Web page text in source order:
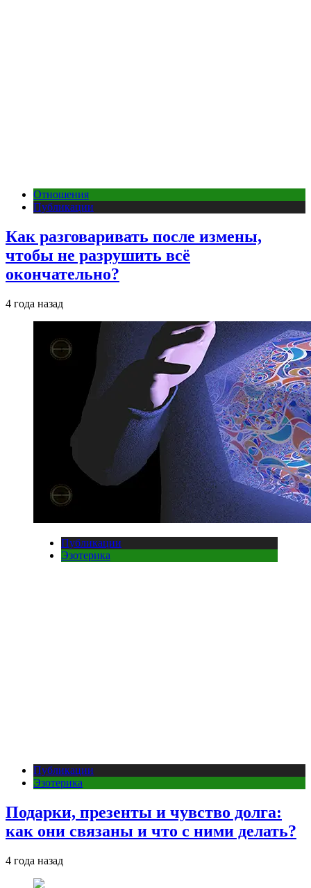
Отношения
Публикации
Как разговаривать после измены,
чтобы не разрушить всё
окончательно?
4 года назад
Публикации
Эзотерика
Публикации
Эзотерика
Подарки, презенты и чувство долга:
как они связаны и что с ними делать?
4 года назад